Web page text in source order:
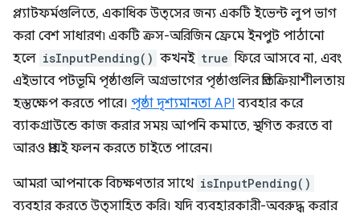
প্ল্যাটফর্মগুলিতে, একাধিক উত্সের জন্য একটি ইভেন্ট লুপ ভাগ
করা বেশ সাধারণ৷ একটি ক্রস-অরিজিন ফ্রেমে ইনপুট পাঠানো
হলে isInputPending() কখনই true ফিরে আসবে না, এবং
এইভাবে পটভূমি পৃষ্ঠাগুলি অগ্রভাগের পৃষ্ঠাগুলির প্রতিক্রিয়াশীলতায়
হস্তক্ষেপ করতে পারে। পৃষ্ঠা দৃশ্যমানতা API ব্যবহার করে
ব্যাকগ্রাউন্ডে কাজ করার সময় আপনি কমাতে, স্থগিত করতে বা
আরও প্রায়ই ফলন করতে চাইতে পারেন।
আমরা আপনাকে বিচক্ষণতার সাথে isInputPending()
ব্যবহার করতে উত্সাহিত করি। যদি ব্যবহারকারী-অবরুদ্ধ করার